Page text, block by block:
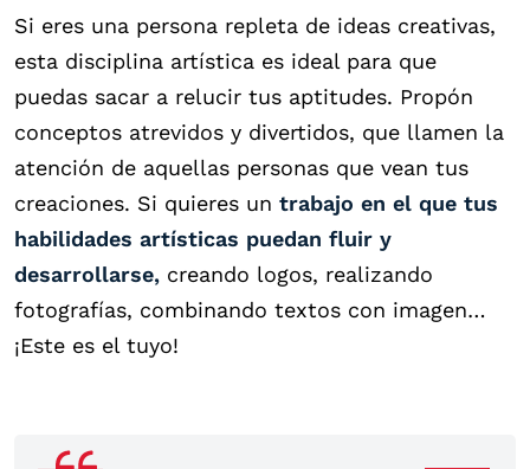
Si eres una persona repleta de ideas creativas,
esta disciplina artística es ideal para que
puedas sacar a relucir tus aptitudes. Propón
conceptos atrevidos y divertidos, que llamen la
atención de aquellas personas que vean tus
creaciones. Si quieres un trabajo en el que tus
habilidades artísticas puedan fluir y
desarrollarse, creando logos, realizando
fotografías, combinando textos con imagen…
¡Este es el tuyo!